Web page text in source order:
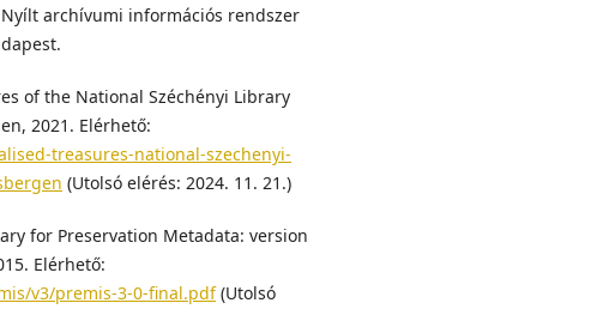
archívumi információs rendszer
of the National Széchényi Library
2021. Elérhető:
treasures-national-szechenyi-
(Utolsó elérés: 2024. 11. 21.)
for Preservation Metadata: version
Elérhető:
v3/premis-3-0-final.pdf(Utolsó